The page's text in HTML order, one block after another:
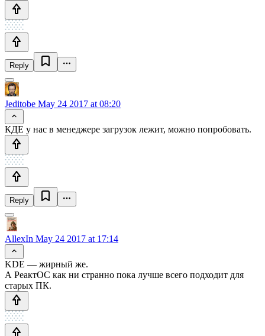
Reply
Jeditobe May 24 2017 at 08:20
КДЕ у нас в менеджере загрузок лежит, можно попробовать.
Reply
AllexIn May 24 2017 at 17:14
KDE — жирный же.
А РеактОС как ни странно пока лучше всего подходит для
старых ПК.